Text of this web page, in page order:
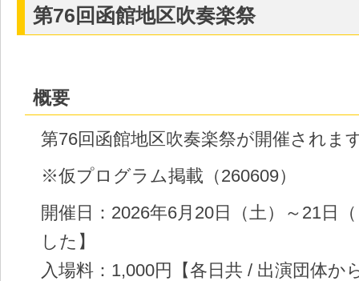
第76回函館地区吹奏楽祭
概要
第76回函館地区吹奏楽祭が開催されま
※仮プログラム掲載（260609）
開催日：2026年6月20日（土）～21日
した】
入場料：1,000円【各日共 / 出演団体か